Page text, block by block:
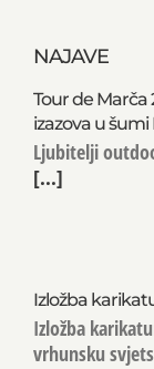
NAJAVE
Tour de
izazova u šumi
Ljubitelji
[...]
Izložba
Izložba
vrhunsku